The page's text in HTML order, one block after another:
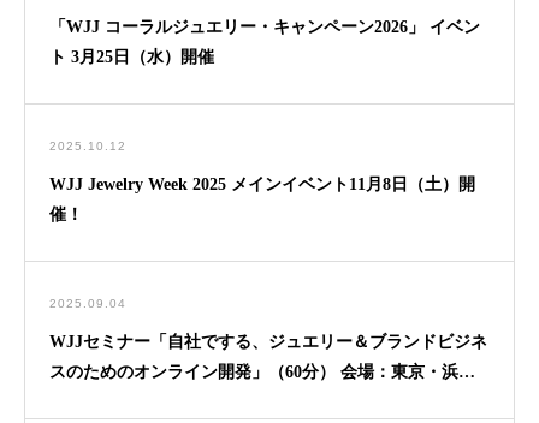
「WJJ コーラルジュエリー・キャンペーン2026」 イベン
ト 3月25日（水）開催
2025.10.12
WJJ Jewelry Week 2025 メインイベント11月8日（土）開
催！
2025.09.04
WJJセミナー「自社でする、ジュエリー＆ブランドビジネ
スのためのオンライン開発」（60分） 会場：東京・浜松